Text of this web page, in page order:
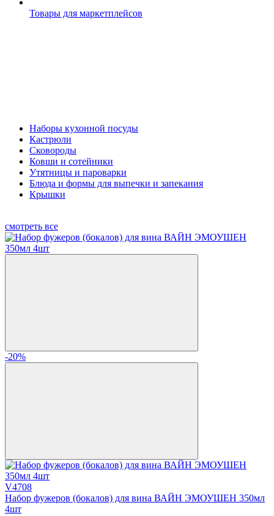
Товары для маркетплейсов
Наборы кухонной посуды
Кастрюли
Сковороды
Ковши и сотейники
Утятницы и пароварки
Блюда и формы для выпечки и запекания
Крышки
смотреть все
-20%
V4708
Набор фужеров (бокалов) для вина ВАЙН ЭМОУШЕН 350мл
4шт